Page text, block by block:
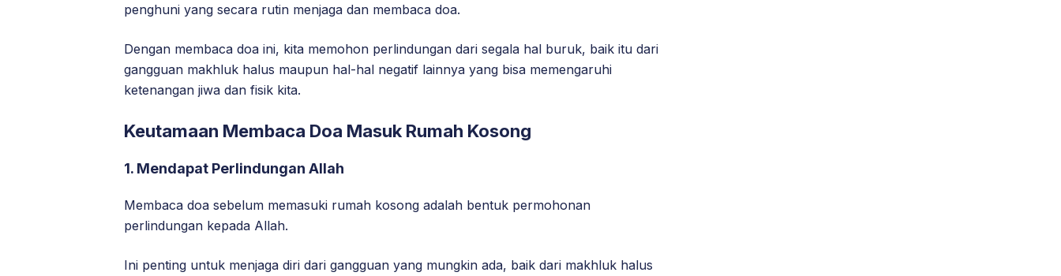
penghuni yang secara rutin menjaga dan membaca doa.
Dengan membaca doa ini, kita memohon perlindungan dari segala hal buruk, baik itu dari
gangguan makhluk halus maupun hal-hal negatif lainnya yang bisa memengaruhi
ketenangan jiwa dan fisik kita.
Keutamaan Membaca Doa Masuk Rumah Kosong
1. Mendapat Perlindungan Allah
Membaca doa sebelum memasuki rumah kosong adalah bentuk permohonan
perlindungan kepada Allah.
Ini penting untuk menjaga diri dari gangguan yang mungkin ada, baik dari makhluk halus